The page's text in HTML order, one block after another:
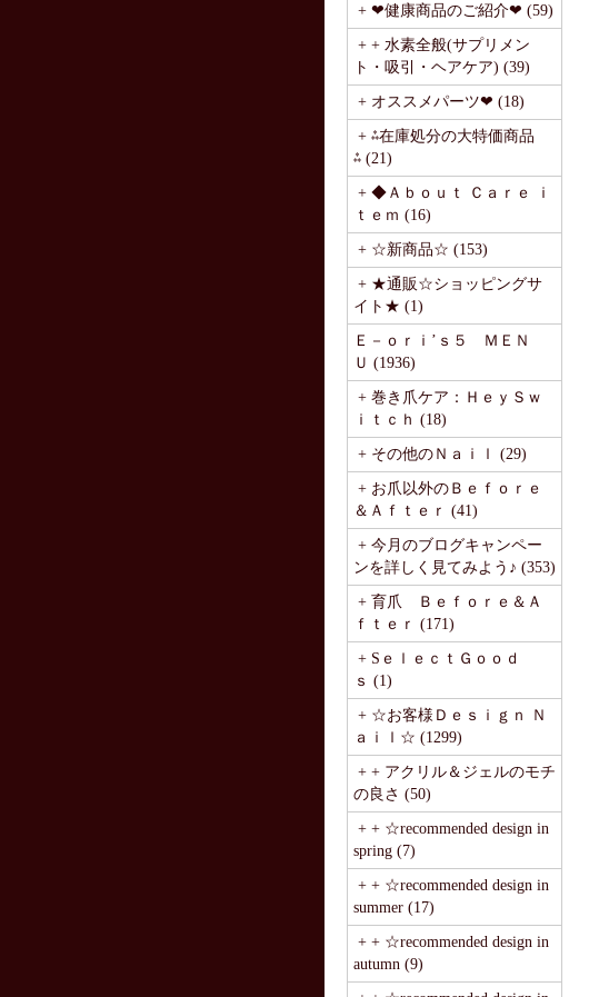
+ ❤健康商品のご紹介❤ (59)
+ + 水素全般(サプリメン
ト・吸引・ヘアケア) (39)
+ オススメパーツ❤ (18)
+ ⁂在庫処分の大特価商品
⁂ (21)
+ ◆Ａｂｏｕｔ Ｃａｒｅ ｉ
ｔｅｍ (16)
+ ☆新商品☆ (153)
+ ★通販☆ショッピングサ
イト★ (1)
Ｅ－ｏｒｉ’ｓ５ ＭＥＮ
Ｕ (1936)
+ 巻き爪ケア：ＨｅｙＳｗ
ｉｔｃｈ (18)
+ その他のＮａｉｌ (29)
+ お爪以外のＢｅｆｏｒｅ
＆Ａｆｔｅｒ (41)
+ 今月のブログキャンペー
ンを詳しく見てみよう♪ (353)
+ 育爪 Ｂｅｆｏｒｅ＆Ａ
ｆｔｅｒ (171)
+ SｅｌｅｃｔＧｏｏｄ
ｓ (1)
+ ☆お客様Ｄｅｓｉｇｎ Ｎ
ａｉｌ☆ (1299)
+ + アクリル＆ジェルのモチ
の良さ (50)
+ + ☆recommended design in
spring (7)
+ + ☆recommended design in
summer (17)
+ + ☆recommended design in
autumn (9)